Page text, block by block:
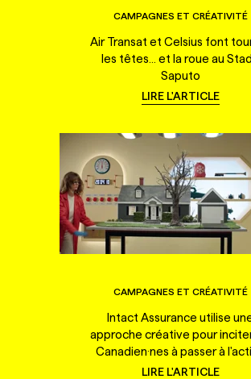
CAMPAGNES ET CRÉATIVITÉ
Air Transat et Celsius font
les têtes... et la roue au
Saputo
LIRE L'ARTICLE
CAMPAGNES ET CRÉATIVITÉ
Intact Assurance utilise
approche créative pour
Canadien·nes à passer à
LIRE L'ARTICLE